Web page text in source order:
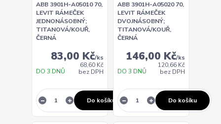
ABB 3901H-A05010 70,
LEVIT RÁMEČEK
JEDNONÁSOBNÝ;
TITANOVÁ/KOUŘ,
ČERNÁ
83,00 Kč/ks
68,60 Kč
bez DPH
DO 3 DNŮ
Do košíku
ABB 3901H-A05020 70,
LEVIT RÁMEČEK
DVOJNÁSOBNÝ;
TITANOVÁ/KOUŘ,
ČERNÁ
146,00 Kč/ks
120,66 Kč
bez DPH
DO 3 DNŮ
Do košíku